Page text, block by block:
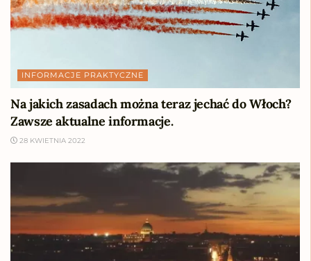
INFORMACJE PRAKTYCZNE
Na jakich zasadach można teraz jechać do Włoch?
Zawsze aktualne informacje.
28 KWIETNIA 2022